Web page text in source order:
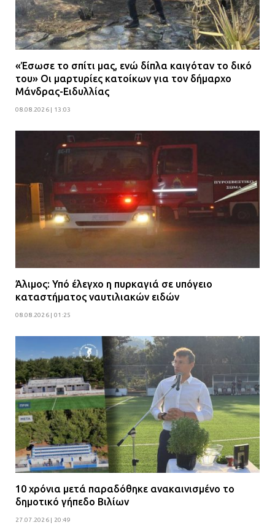
«Έσωσε το σπίτι μας, ενώ δίπλα καιγόταν το δικό
του» Οι μαρτυρίες κατοίκων για τον δήμαρχο
Μάνδρας-Ειδυλλίας
08.08.2026 | 13:03
Άλιμος: Υπό έλεγχο η πυρκαγιά σε υπόγειο
καταστήματος ναυτιλιακών ειδών
08.08.2026 | 01:25
10 χρόνια μετά παραδόθηκε ανακαινισμένο το
δημοτικό γήπεδο Βιλίων
27.07.2026 | 20:49